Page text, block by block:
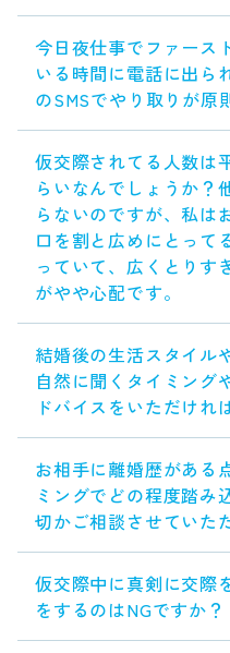
今日夜仕事でファース
いる時間に電話に出ら
のSMSでやり取りが原
仮交際されてる人数は
らいなんでしょうか？
らないのですが、私
口を割と広めにとって
っていて、広くとりす
がやや心配です。
結婚後の生活スタイル
自然に聞くタイミング
ドバイスをいただけれ
お相手に離婚歴がある
ミングでどの程度踏み
切かご相談させていた
仮交際中に真剣に交際
をするのはNGですか？